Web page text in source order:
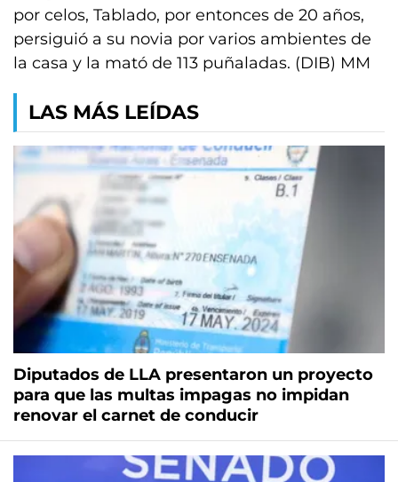
por celos, Tablado, por entonces de 20 años,
persiguió a su novia por varios ambientes de
la casa y la mató de 113 puñaladas. (DIB) MM
LAS MÁS LEÍDAS
Diputados de LLA presentaron un proyecto
para que las multas impagas no impidan
renovar el carnet de conducir